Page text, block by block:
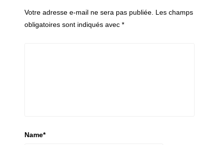
Votre adresse e-mail ne sera pas publiée. Les champs
obligatoires sont indiqués avec *
Name*